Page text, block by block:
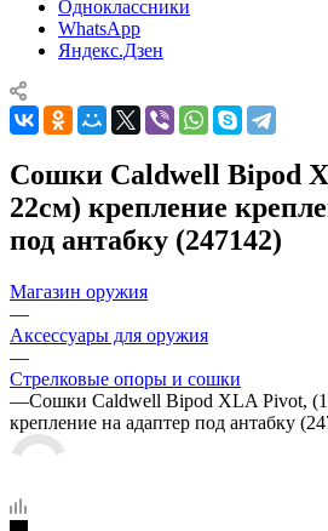
Одноклассники
WhatsApp
Яндекс.Дзен
Сошки Caldwell Bipod
22см) крепление
под антабку (247142)
Магазин оружия
—
Аксессуары для оружия
—
Стрелковые опоры и сошки
—Сошки Caldwell Bipod XLA Pivot,
крепление на адаптер под антабку